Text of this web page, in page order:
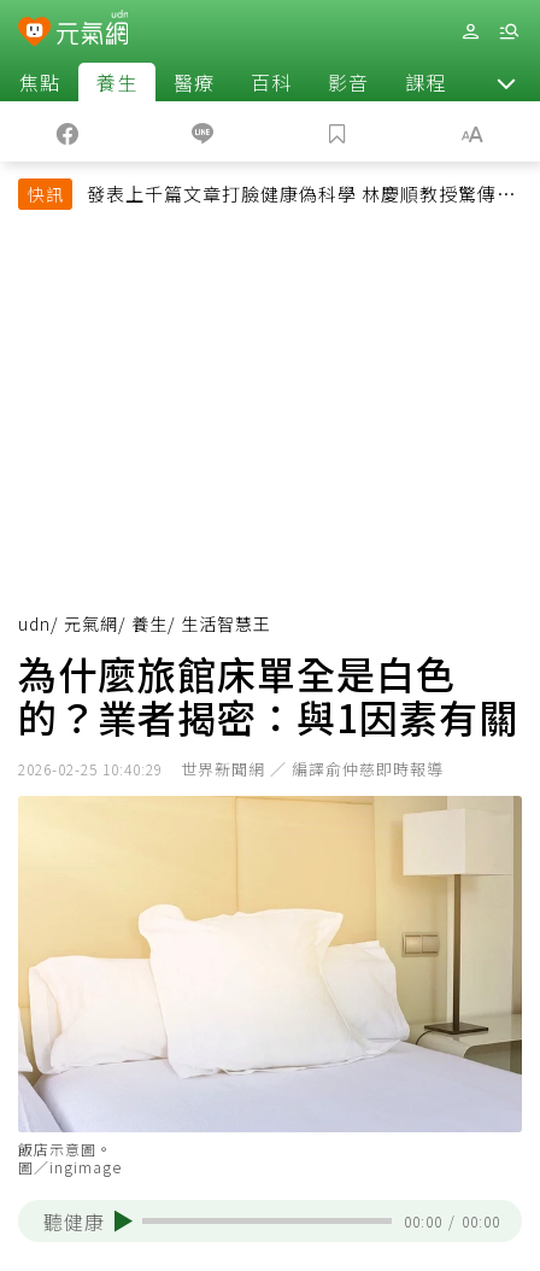
焦點 養生 醫療 百科 影音 課程 退休
快訊
發表上千篇文章打臉健康偽科學 林慶順教授驚傳意
udn/ 元氣網/ 養生/ 生活智慧王
為什麼旅館床單全是白色
的？業者揭密：與1因素有關
2026-02-25 10:40:29 世界新聞網 ／ 編譯俞仲慈即時報導
飯店示意圖。
圖／ingimage
聽健康 00:00 / 00:00